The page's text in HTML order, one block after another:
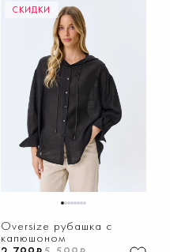
СКИДКИ
12345678
Oversize рубашка с
капюшоном